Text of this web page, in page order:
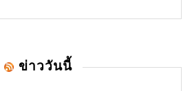
ข่าววันนี้